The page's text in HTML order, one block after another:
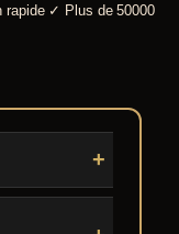
rapide ✓ Plus de 50000